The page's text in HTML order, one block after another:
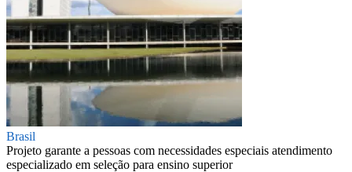
Brasil
Projeto garante a pessoas com necessidades especiais atendimento
especializado em seleção para ensino superior